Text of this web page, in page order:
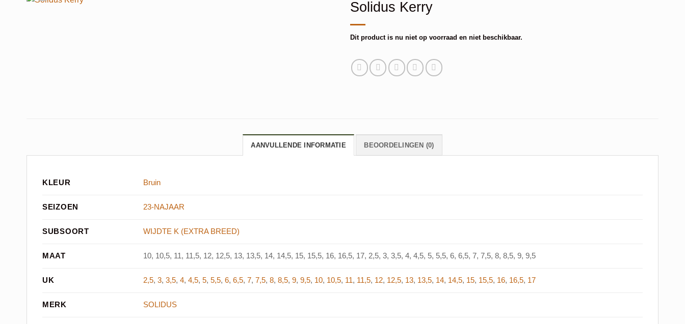
Solidus Kerry
Dit product is nu niet op voorraad en niet beschikbaar.
Alternative:
AANVULLENDE INFORMATIE BEOORDELINGEN (0)
KLEUR Bruin
SEIZOEN 23-NAJAAR
SUBSOORT WIJDTE K (EXTRA BREED)
MAAT 10, 10,5, 11, 11,5, 12, 12,5, 13, 13,5, 14, 14,5, 15, 15,5, 16, 16,5, 17, 2,5, 3, 3,5, 4, 4,5, 5, 5,5, 6, 6,5, 7, 7,5, 8, 8,5, 9, 9,5
UK 2,5,3,3,5,4,4,5,5,5,5,6,6,5,7,7,5,8,8,5,9,9,5, 10, 10,5, 11, 11,5, 12, 12,5, 13, 13,5, 14, 14,5, 15, 15,5, 16, 16,5, 17
MERK SOLIDUS